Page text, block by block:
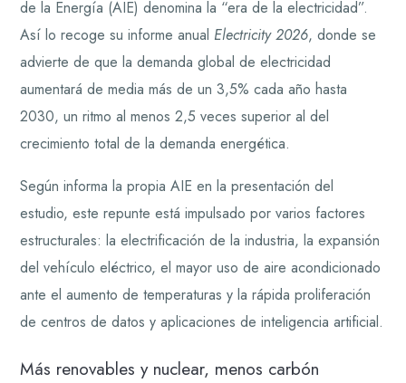
de la Energía (AIE) denomina la “era de la electricidad”.
Así lo recoge su informe anual Electricity 2026, donde se
advierte de que la demanda global de electricidad
aumentará de media más de un 3,5% cada año hasta
2030, un ritmo al menos 2,5 veces superior al del
crecimiento total de la demanda energética.
Según informa la propia AIE en la presentación del
estudio, este repunte está impulsado por varios factores
estructurales: la electrificación de la industria, la expansión
del vehículo eléctrico, el mayor uso de aire acondicionado
ante el aumento de temperaturas y la rápida proliferación
de centros de datos y aplicaciones de inteligencia artificial.
Más renovables y nuclear, menos carbón